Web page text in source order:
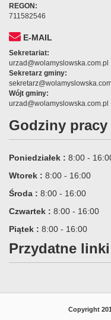
REGON:
711582546
E-MAIL
Sekretariat:
urzad@wolamyslowska.com.pl
Sekretarz gminy:
Wójt gminy:
urzad@wolamyslowska.com.pl
Godziny pracy
Poniedziałek : 8:00 -
Wtorek : 8:00 - 16:00
Środa : 8:00 - 16:00
Czwartek : 8:00 - 16:00
Piątek : 8:00 - 16:00
Przydatne linki
Copyright